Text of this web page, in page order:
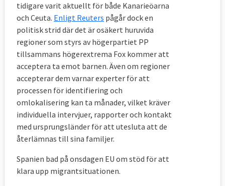
Man tar emot flyktingar från andra EU-
länder
Man anordnar avvisningar av migranter
som inte har asylskäl (så kallat
”återvändandesponsorskap”)
Man bidrar med materiel och
kapacitetsuppbyggande
Hur mycket varje medlemsland ska bidra
med (exempelvis hur många flyktingar man
ska ta emot eller hjälpa till att avvisa)
avgörs dels av folkmängden, dels av
tidigare varit aktuellt för både Kanarieöarna
och Ceuta. Enligt Reuters pågår dock en
politisk strid där det är osäkert huruvida
regioner som styrs av högerpartiet PP
tillsammans högerextrema Fox kommer att
acceptera ta emot barnen. Även om regioner
accepterar dem varnar experter för att
processen för identifiering och
omlokalisering kan ta månader, vilket kräver
individuella intervjuer, rapporter och kontakt
med ursprungsländer för att utesluta att de
återlämnas till sina familjer.
Spanien bad på onsdagen EU om stöd för att
klara upp migrantsituationen.